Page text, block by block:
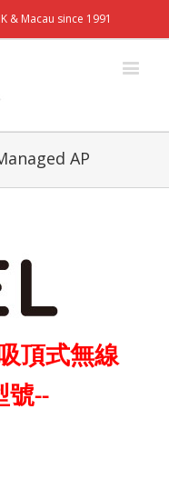
& Macau since 1991
AP
頂式無線
號--